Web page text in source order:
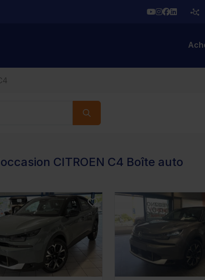
YouTube
Instagram
CITROEN C4 Boîte auto